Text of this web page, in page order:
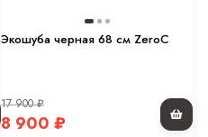
Экошуба черная 68 см ZeroC
17 900₽
8 900 ₽